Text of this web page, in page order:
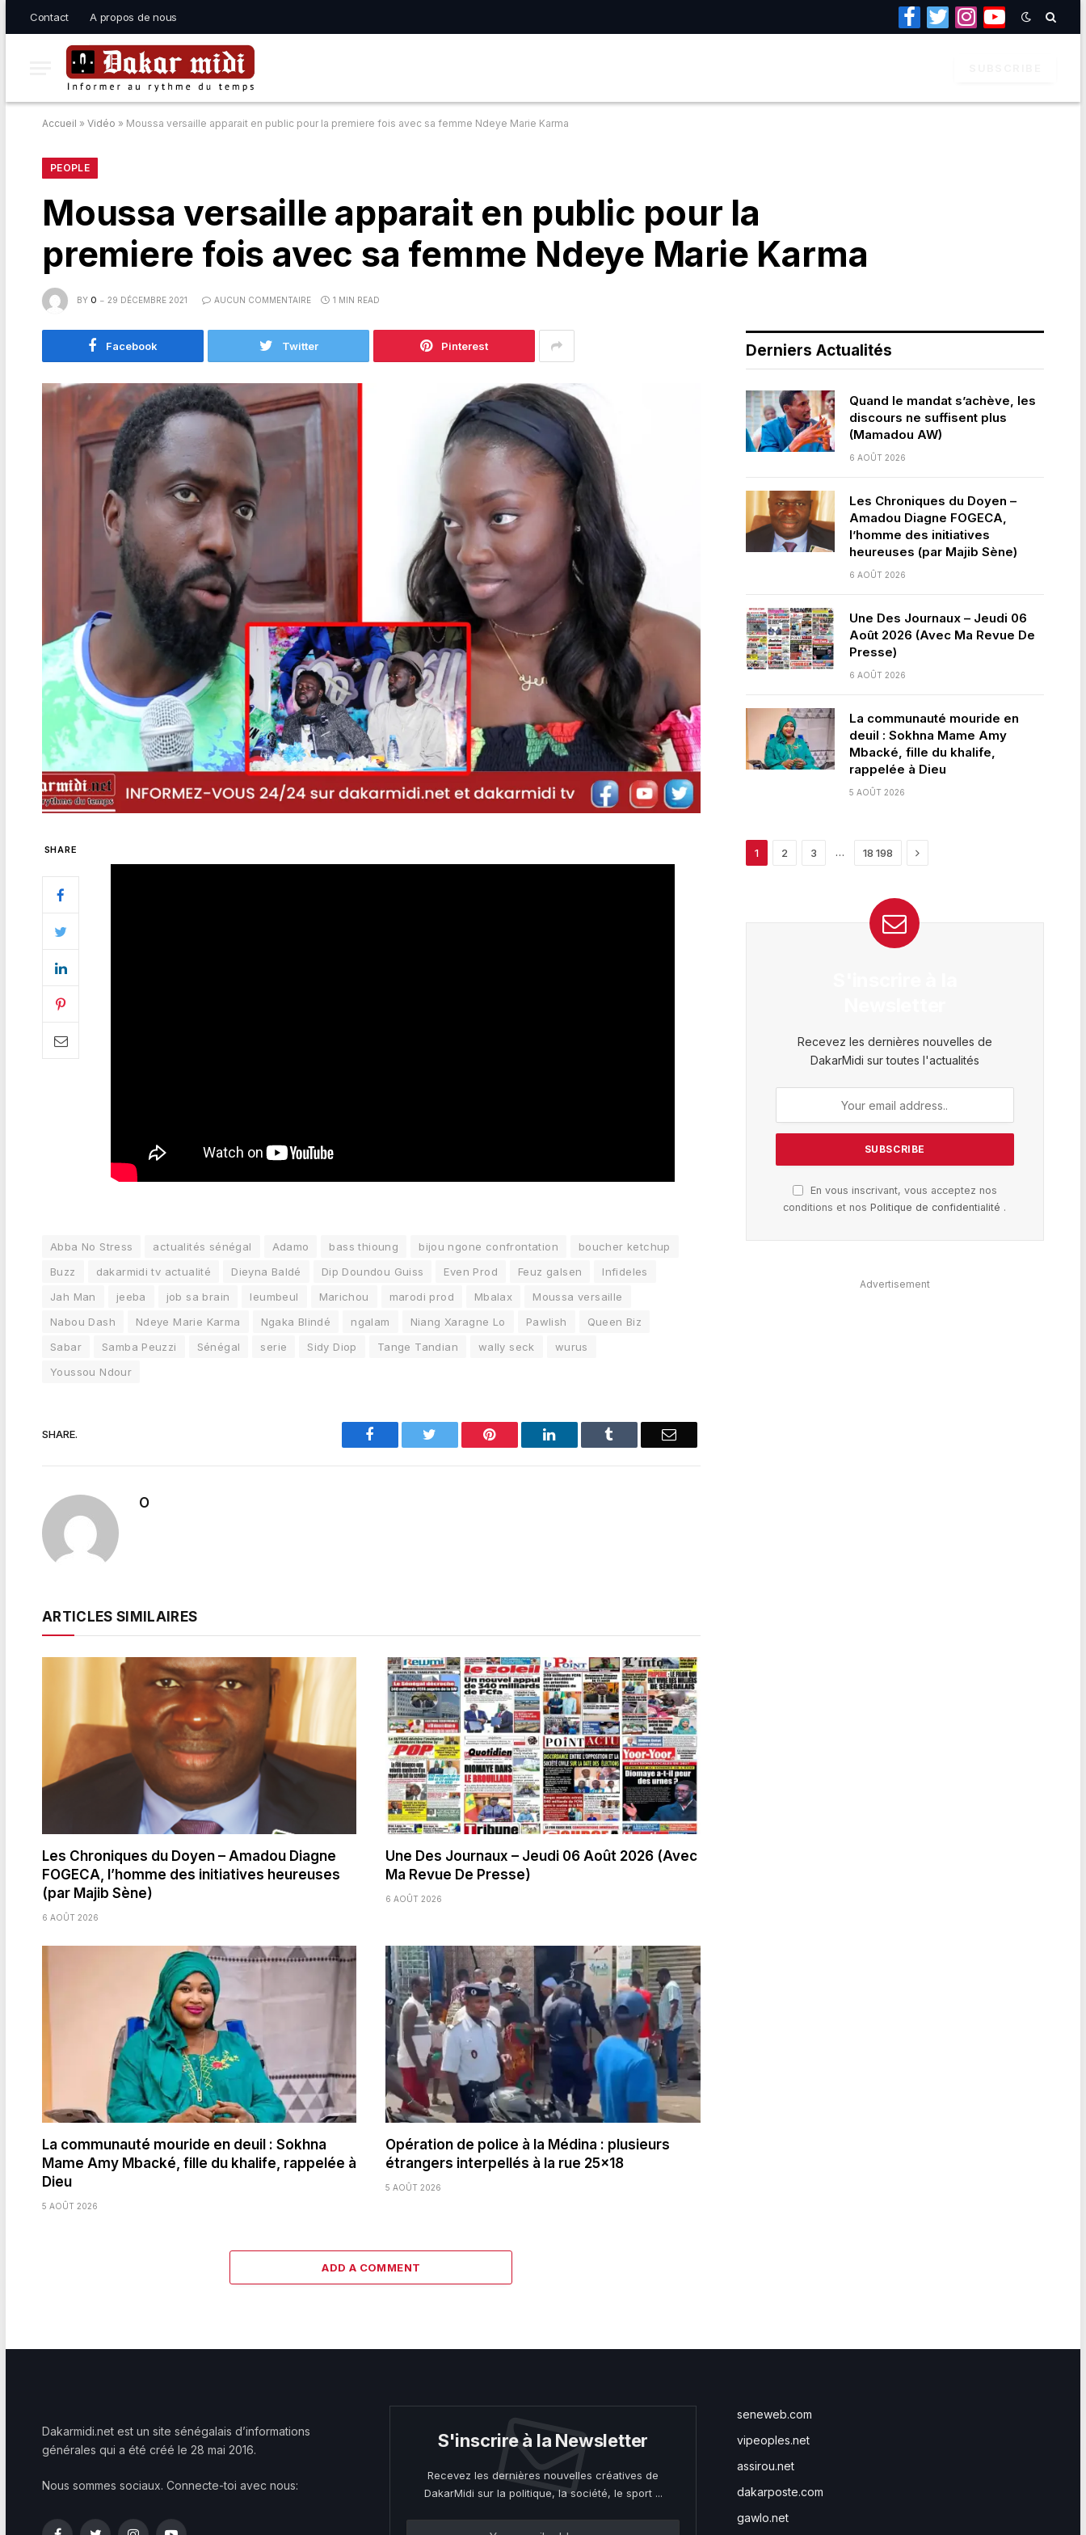
Contact A propos de nous
Facebook
TwitterInstagramYouTube
Accueil » Vidéo » Moussa versaille apparait en public pour la premiere fois avec sa femme Ndeye Marie Karma
PEOPLE
Moussa versaille apparait en public pour la
premiere fois avec sa femme Ndeye Marie Karma
BY O 29 DÉCEMBRE 2021 AUCUN COMMENTAIRE 1 MIN READ
Facebook Twitter Pinterest
SHARE
Abba No Stress actualités sénégal Adamo bass thioung bijou ngone confrontation
boucher ketchup
Buzz
dakarmidi tv actualité Dieyna Baldé Dip Doundou Guiss Even Prod Feuz galsen
Infideles
Jah Man
jeeba job sa brain leumbeul Marichou marodi prod Mbalax
Moussa versaille
Nabou Dash
Ndeye Marie Karma Ngaka Blindé ngalam Niang Xaragne Lo Pawlish
Queen Biz
Sabar
Samba Peuzzi Sénégal serie Sidy Diop Tange Tandian wally seck
wurus
Youssou Ndour
SHARE. Facebook Pinterest LinkedIn Email
O
ARTICLES SIMILAIRES
Les Chroniques du Doyen – Amadou Diagne
FOGECA, l’homme des initiatives heureuses
(par Majib Sène)
6 AOÛT 2026
Une Des Journaux – Jeudi 06 Août 2026 (Avec
Ma Revue De Presse)
6 AOÛT 2026
La communauté mouride en deuil : Sokhna
Mame Amy Mbacké, fille du khalife, rappelée à
Dieu
5 AOÛT 2026
Opération de police à la Médina : plusieurs
étrangers interpellés à la rue 25×18
5 AOÛT 2026
ADD A COMMENT
Derniers Actualités
Quand le mandat s’achève, les
discours ne suffisent plus
(Mamadou AW)
6 AOÛT 2026
Les Chroniques du Doyen –
Amadou Diagne FOGECA,
l’homme des initiatives
heureuses (par Majib Sène)
6 AOÛT 2026
Une Des Journaux – Jeudi 06
Août 2026 (Avec Ma Revue De
Presse)
6 AOÛT 2026
La communauté mouride en
deuil : Sokhna Mame Amy
Mbacké, fille du khalife,
rappelée à Dieu
5 AOÛT 2026
1 2 3 … 18 198 Next
Recevez les dernières nouvelles de
DakarMidi sur toutes l'actualités
En vous inscrivant, vous acceptez nos
conditions et nosPolitique de confidentialité .
Advertisement
Dakarmidi.net est un site sénégalais d’informations
générales qui a été créé le 28 mai 2016.
Nous sommes sociaux. Connecte-toi avec nous:
S'inscrire à la Newsletter
Recevez les dernières nouvelles créatives de
DakarMidi sur la politique, la société, le sport ...
seneweb.com
vipeoples.net
assirou.net
dakarposte.com
gawlo.net